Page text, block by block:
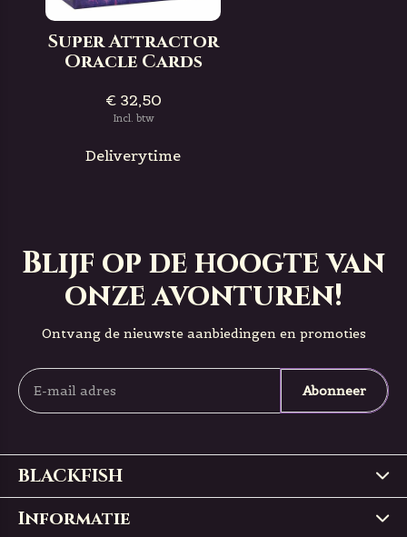
Super Attractor
Oracle Cards
€ 32,50
Incl. btw
Deliverytime
Blijf op de hoogte van
onze avonturen!
Ontvang de nieuwste aanbiedingen en promoties
Abonneer
BLACKFISH
Informatie